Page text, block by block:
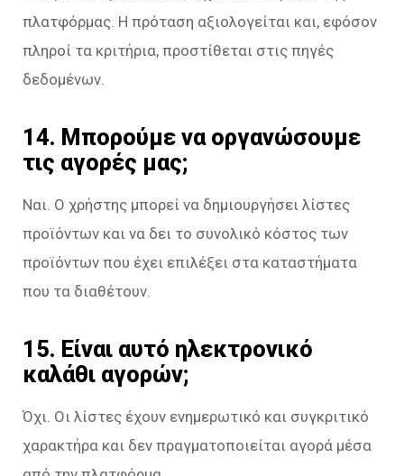
πλατφόρμας. Η πρόταση αξιολογείται και, εφόσον
πληροί τα κριτήρια, προστίθεται στις πηγές
δεδομένων.
14. Μπορούμε να οργανώσουμε
τις αγορές μας;
Ναι. Ο χρήστης μπορεί να δημιουργήσει λίστες
προϊόντων και να δει το συνολικό κόστος των
προϊόντων που έχει επιλέξει στα καταστήματα
που τα διαθέτουν.
15. Είναι αυτό ηλεκτρονικό
καλάθι αγορών;
Όχι. Οι λίστες έχουν ενημερωτικό και συγκριτικό
χαρακτήρα και δεν πραγματοποιείται αγορά μέσα